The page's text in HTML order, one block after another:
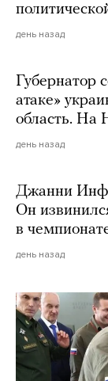
день назад
Губернатор
атаке»
область.
день назад
Джанни
Он
в
день назад